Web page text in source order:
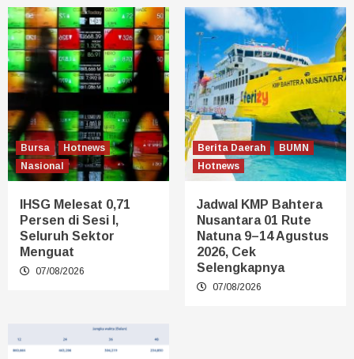
Bursa
Hotnews
Nasional
IHSG Melesat 0,71
Persen di Sesi I,
Seluruh Sektor
Menguat
07/08/2026
Berita Daerah
BUMN
Hotnews
Jadwal KMP Bahtera
Nusantara 01 Rute
Natuna 9–14 Agustus
2026, Cek
Selengkapnya
07/08/2026